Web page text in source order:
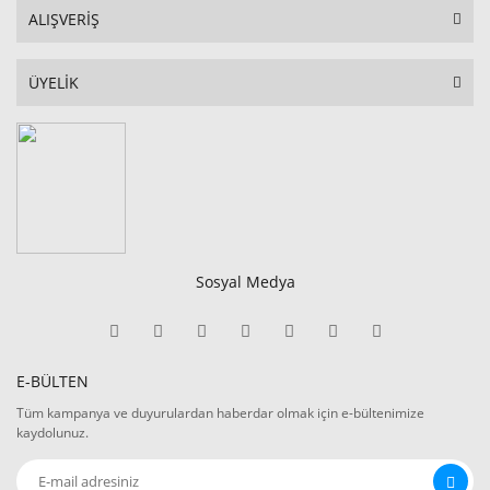
ALIŞVERİŞ
ÜYELİK
Sosyal Medya
E-BÜLTEN
Tüm kampanya ve duyurulardan haberdar olmak için e-bültenimize
kaydolunuz.